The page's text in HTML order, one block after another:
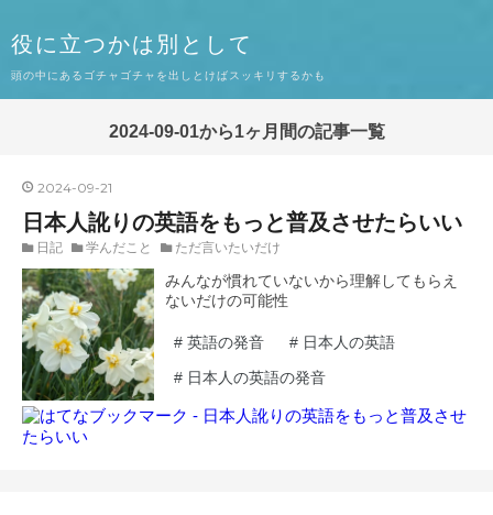
役に立つかは別として
頭の中にあるゴチャゴチャを出しとけばスッキリするかも
2024-09-01から1ヶ月間の記事一覧
2024-09-21
日本人訛りの英語をもっと普及させたらいい
日記 学んだこと ただ言いたいだけ
みんなが慣れていないから理解してもらえ
ないだけの可能性
# 英語の発音 # 日本人の英語
# 日本人の英語の発音